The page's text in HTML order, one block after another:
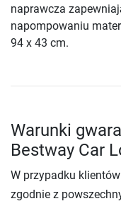
naprawcza
napompowaniu
94 x 43 cm.
Warunki
Bestway Car
W przypadku
zgodnie z